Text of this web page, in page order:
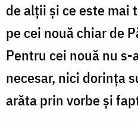
de alţii şi ce este
pe cei nouă chiar de
Pentru cei nouă nu
necesar, nici dorinţa
arăta prin vorbe şi